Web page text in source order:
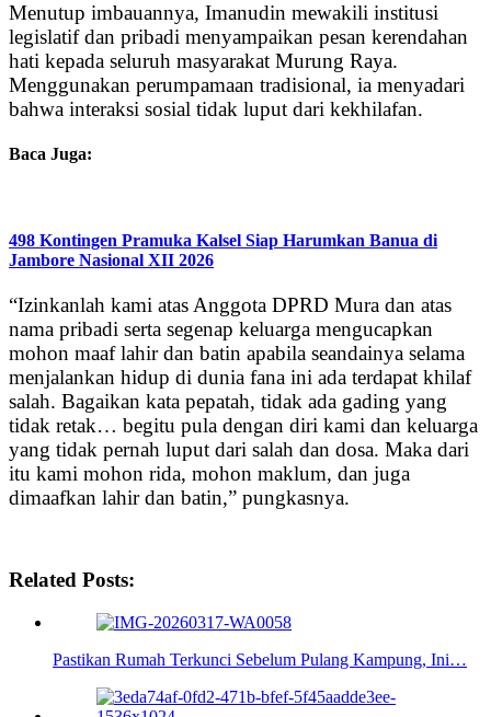
Menutup imbauannya, Imanudin mewakili institusi
legislatif dan pribadi menyampaikan pesan kerendahan
hati kepada seluruh masyarakat Murung Raya.
Menggunakan perumpamaan tradisional, ia menyadari
bahwa interaksi sosial tidak luput dari kekhilafan.
Baca Juga:
498 Kontingen Pramuka Kalsel Siap Harumkan Banua di
Jambore Nasional XII 2026
“Izinkanlah kami atas Anggota DPRD Mura dan atas
nama pribadi serta segenap keluarga mengucapkan
mohon maaf lahir dan batin apabila seandainya selama
menjalankan hidup di dunia fana ini ada terdapat khilaf
salah. Bagaikan kata pepatah, tidak ada gading yang
tidak retak… begitu pula dengan diri kami dan keluarga
yang tidak pernah luput dari salah dan dosa. Maka dari
itu kami mohon rida, mohon maklum, dan juga
dimaafkan lahir dan batin,” pungkasnya.
Related Posts:
Pastikan Rumah Terkunci Sebelum Pulang Kampung, Ini…